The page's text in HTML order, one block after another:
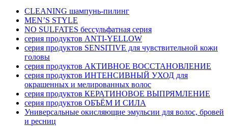
CLEANING шампунь-пилинг
MEN’S STYLE
NO SULFATES бессульфатная серия
серия продуктов ANTI-YELLOW
серия продуктов SENSITIVE для чувствительной кожи
головы
серия продуктов АКТИВНОЕ ВОССТАНОВЛЕНИЕ
серия продуктов ИНТЕНСИВНЫЙ УХОД для
окрашенных и мелированных волос
серия продуктов КЕРАТИНОВОЕ ВЫПРЯМЛЕНИЕ
серия продуктов ОБЪЁМ И СИЛА
Универсальные окисляющие эмульсии для волос, бровей
и ресниц